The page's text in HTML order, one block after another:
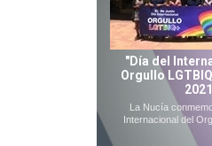
"Día del
Orgullo
2021
La Nucía
Internacional del